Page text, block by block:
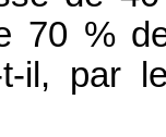
70 %
t-il, par